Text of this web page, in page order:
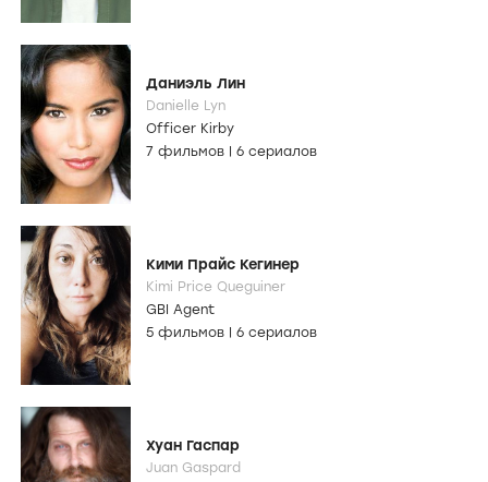
Даниэль Лин
Danielle Lyn
Officer Kirby
7 фильмов
6 сериалов
Кими Прайс Кегинер
Kimi Price Queguiner
GBI Agent
5 фильмов
6 сериалов
Хуан Гаспар
Juan Gaspard